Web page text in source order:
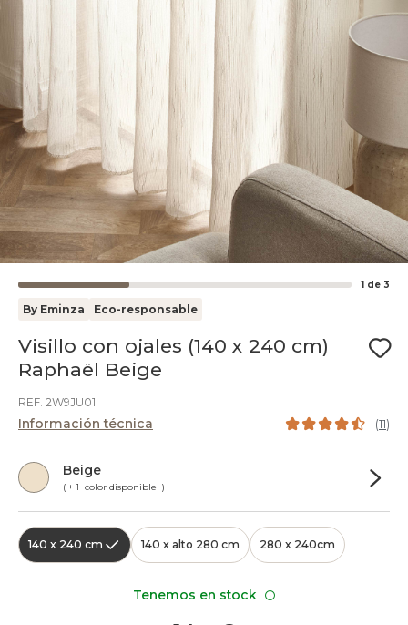
1 de 3
By Eminza Eco-responsable
Visillo con ojales (140 x 240 cm)
Raphaël Beige
REF. 2W9JU01
Información técnica (11)
Beige
( + 1 color disponible )
140 x 240 cm 140 x alto 280 cm 280 x 240cm